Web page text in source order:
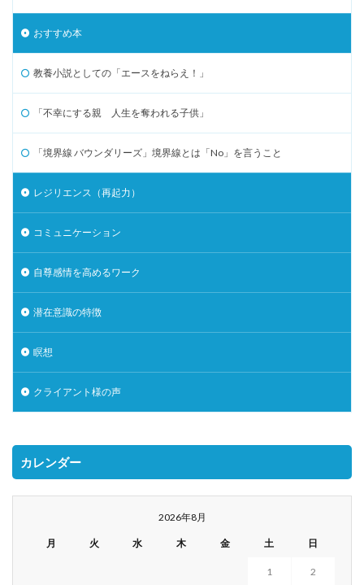
おすすめ本
教養小説としての「エースをねらえ！」
「不幸にする親 人生を奪われる子供」
「境界線 バウンダリーズ」境界線とは「No」を言うこと
レジリエンス（再起力）
コミュニケーション
自尊感情を高めるワーク
潜在意識の特徴
瞑想
クライアント様の声
カレンダー
2026年8月
月 火 水 木 金 土 日
1 2